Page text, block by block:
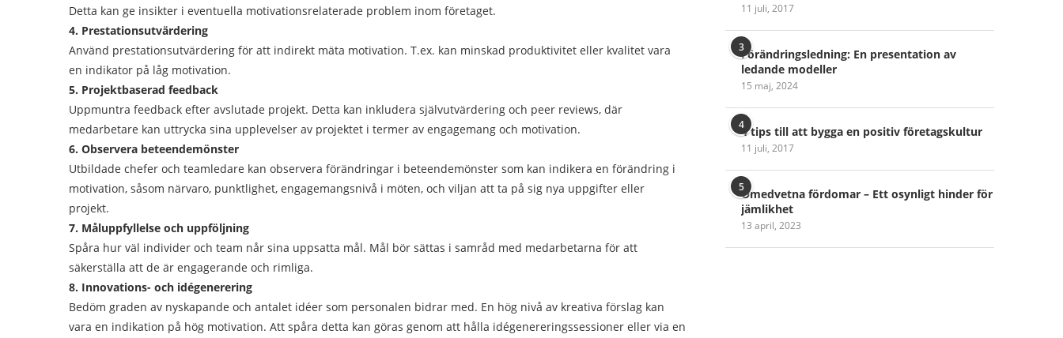
Detta kan ge insikter i eventuella motivationsrelaterade problem inom företaget.
4. Prestationsutvärdering
Använd prestationsutvärdering för att indirekt mäta motivation. T.ex. kan minskad produktivitet eller kvalitet vara
en indikator på låg motivation.
5. Projektbaserad feedback
Uppmuntra feedback efter avslutade projekt. Detta kan inkludera självutvärdering och peer reviews, där
medarbetare kan uttrycka sina upplevelser av projektet i termer av engagemang och motivation.
6. Observera beteendemönster
Utbildade chefer och teamledare kan observera förändringar i beteendemönster som kan indikera en förändring i
motivation, såsom närvaro, punktlighet, engagemangsnivå i möten, och viljan att ta på sig nya uppgifter eller
projekt.
7. Måluppfyllelse och uppföljning
Spåra hur väl individer och team når sina uppsatta mål. Mål bör sättas i samråd med medarbetarna för att
säkerställa att de är engagerande och rimliga.
8. Innovations- och idégenerering
Bedöm graden av nyskapande och antalet idéer som personalen bidrar med. En hög nivå av kreativa förslag kan
vara en indikation på hög motivation. Att spåra detta kan göras genom att hålla idégenereringssessioner eller via en
11 juli, 2017
3Förändringsledning: En presentation av
ledande modeller
15 maj, 2024
44 tips till att bygga en positiv företagskultur
11 juli, 2017
5Omedvetna fördomar – Ett osynligt hinder för
jämlikhet
13 april, 2023